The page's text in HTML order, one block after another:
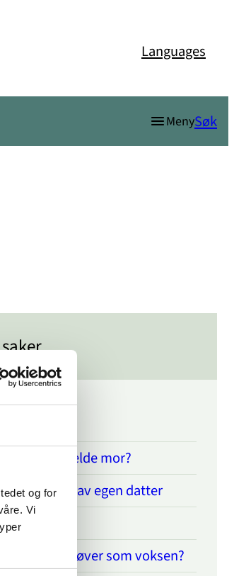
og for
Vi
Languages
MenySøk
mulig å anmelde mor?
å bli drept av egen datter
grensa?
som barn, utøver som voksen?